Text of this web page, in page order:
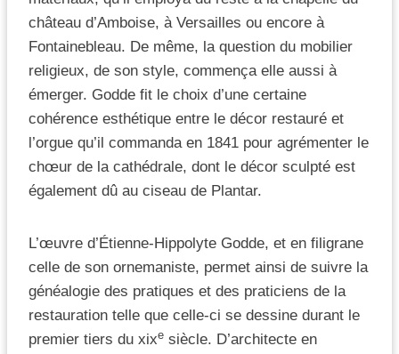
château d’Amboise, à Versailles ou encore à
Fontainebleau. De même, la question du mobilier
religieux, de son style, commença elle aussi à
émerger. Godde fit le choix d’une certaine
cohérence esthétique entre le décor restauré et
l’orgue qu’il commanda en 1841 pour agrémenter le
chœur de la cathédrale, dont le décor sculpté est
également dû au ciseau de Plantar.
L’œuvre d’Étienne-Hippolyte Godde, et en filigrane
celle de son ornemaniste, permet ainsi de suivre la
généalogie des pratiques et des praticiens de la
restauration telle que celle-ci se dessine durant le
premier tiers du xixe siècle. D’architecte en